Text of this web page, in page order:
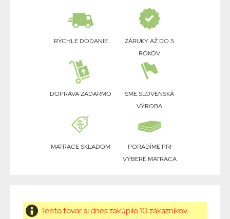
RÝCHLE DODANIE
ZÁRUKY AŽ DO 5
ROKOV
DOPRAVA ZADARMO
SME SLOVENSKÁ
VÝROBA
MATRACE SKLADOM
PORADÍME PRI
VÝBERE MATRACA
Tento tovar si dnes zakúpilo 10 zákazníkov